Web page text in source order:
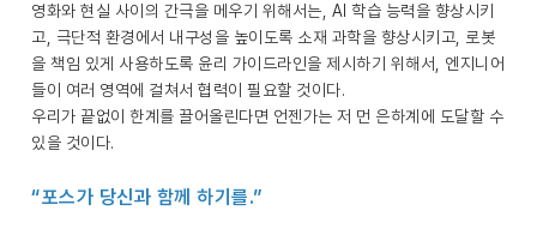
영화와 현실 사이의 간극을 메우기 위해서는, AI 학습 능력을 향상시키
고, 극단적 환경에서 내구성을 높이도록 소재 과학을 향상시키고, 로봇
을 책임 있게 사용하도록 윤리 가이드라인을 제시하기 위해서, 엔지니어
들이 여러 영역에 걸쳐서 협력이 필요할 것이다.
우리가 끝없이 한계를 끌어올린다면 언젠가는 저 먼 은하계에 도달할 수
있을 것이다.
“포스가 당신과 함께 하기를.”